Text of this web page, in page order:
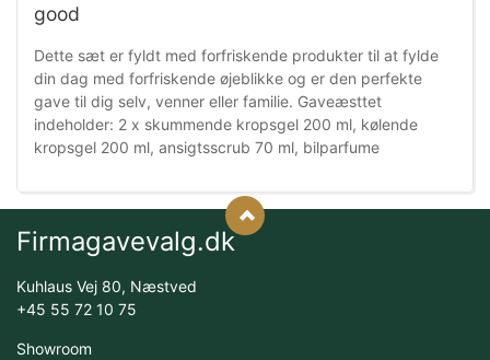
good
Dette sæt er fyldt med forfriskende produkter til at fylde
din dag med forfriskende øjeblikke og er den perfekte
gave til dig selv, venner eller familie. Gaveæsttet
indeholder: 2 x skummende kropsgel 200 ml, kølende
kropsgel 200 ml, ansigtsscrub 70 ml, bilparfume
Firmagavevalg.dk
Kuhlaus Vej 80, Næstved
+45 55 72 10 75
Showroom